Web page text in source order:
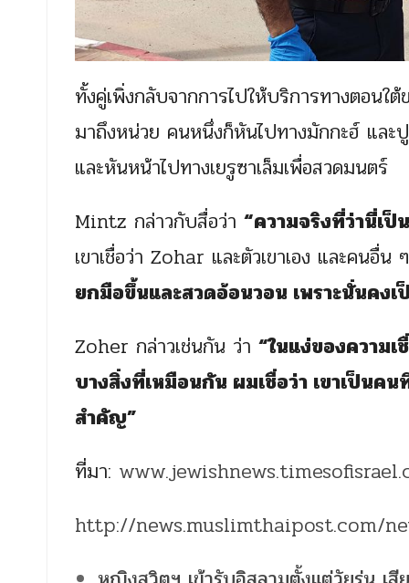
ทั้งคู่เพิ่งกลับจากการไปให้บริการทางตอนใ
มาถึงหน่วย คนหนึ่งก็หันไปทางมักกะฮ์ แล
และหันหน้าไปทางเยรูซาเล็มเพื่อสวดมนตร์
Mintz กล่าวกับสื่อว่า “ความจริงที่ว่านี่เ
เขาเชื่อว่า Zohar และตัวเขาเอง และคนอื่น
ยกมือขึ้นและสวดอ้อนวอน เพราะนั่นคง
Zoher กล่าวเช่นกัน ว่า “ในแง่ของความเ
บางสิ่งที่เหมือนกัน ผมเชื่อว่า เขาเป็นค
สำคัญ”
ที่มา:
http://news.muslimthaipost.com/